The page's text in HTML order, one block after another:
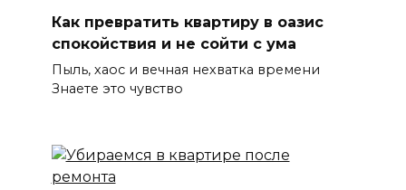
Как превратить квартиру в оазис
спокойствия и не сойти с ума
Пыль, хаос и вечная нехватка времени
Знаете это чувство